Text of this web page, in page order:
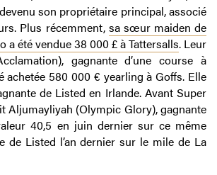
son propriétaire principal, associé
Plus récemment, sa sœur maiden de
a été vendue 38 000 £ à Tattersalls. Leur
gagnante d’une course à
achetée 580 000 € yearling à Goffs. Elle
de Listed en Irlande. Avant Super
Aljumayliyah (Olympic Glory), gagnante
40,5 en juin dernier sur ce même
de Listed l’an dernier sur le mile de La